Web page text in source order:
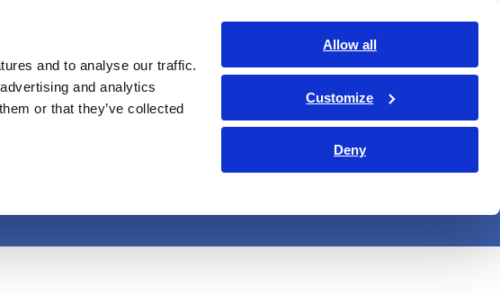
and to analyse our traffic.
and analytics
or that they’ve collected
Allow all
Customize
Deny
計測知識 サービス・サポート コーポレート・IR
お問い合わせ
復帰評価